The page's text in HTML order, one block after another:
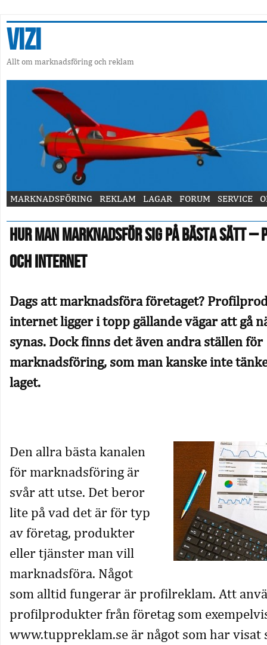
Vizi
Allt om marknadsföring och reklam
MARKNADSFÖRING REKLAM LAGAR FORUM SERVICE
Hur man marknadsför sig på bästa sätt
och internet
Dags att marknadsföra företaget?
internet ligger i topp gällande vägar att gå
synas. Dock finns det även andra ställen för
marknadsföring, som man kanske inte
laget.
Den allra bästa kanalen
för marknadsföring är
svår att utse. Det beror
lite på vad det är för typ
av företag, produkter
eller tjänster man vill
marknadsföra. Något
som alltid fungerar är profilreklam. Att
profilprodukter från företag som
www.tuppreklam.se är något som har visat